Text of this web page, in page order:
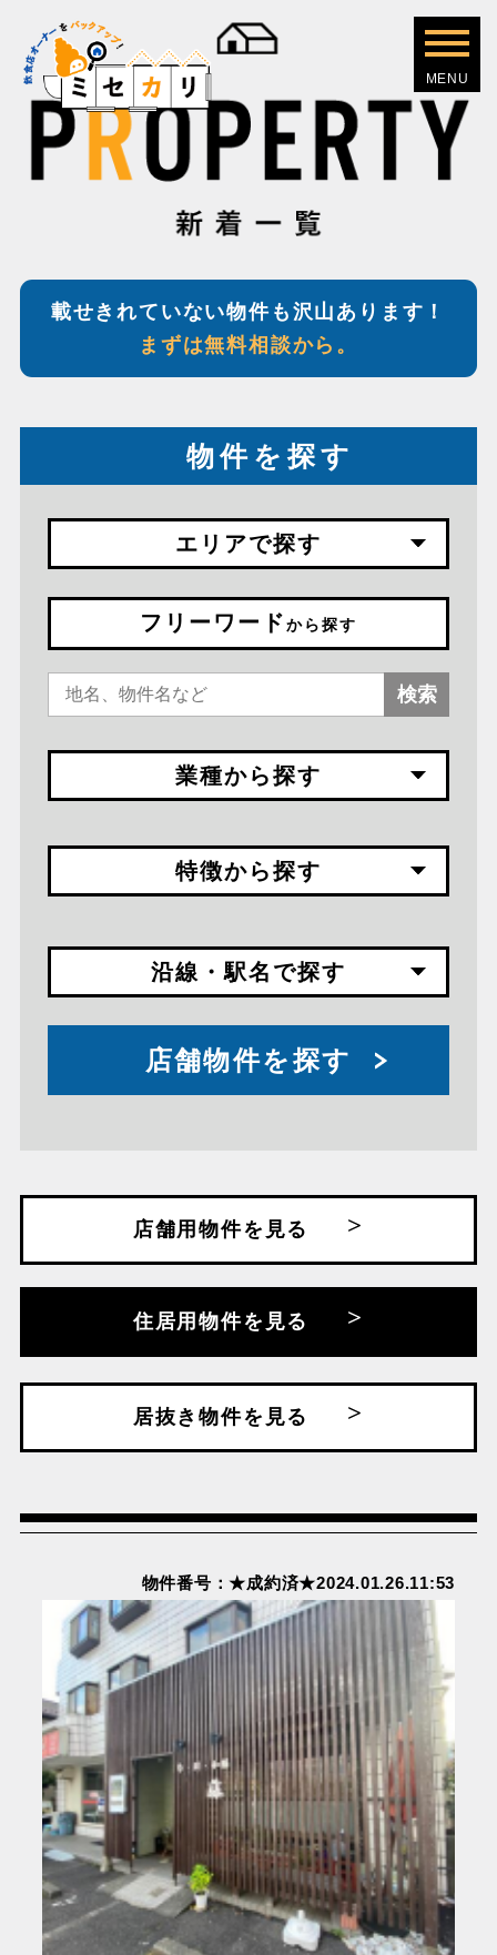
載せきれていない物件も沢山あります！
まずは無料相談から。
物件を探す
エリアで探す
フリーワードから探す
検索
業種から探す
特徴から探す
沿線・駅名で探す
店舗物件を探す
店舗用物件を見る
住居用物件を見る
居抜き物件を見る
物件番号：★成約済★2024.01.26.11:53